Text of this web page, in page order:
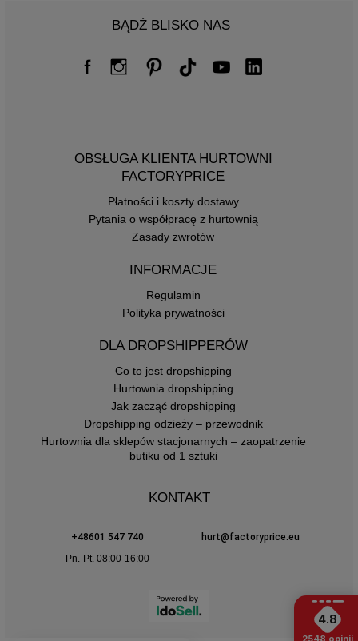
BĄDŹ BLISKO NAS
OBSŁUGA KLIENTA HURTOWNI
FACTORYPRICE
Płatności i koszty dostawy
Pytania o współpracę z hurtownią
Zasady zwrotów
INFORMACJE
Regulamin
Polityka prywatności
DLA DROPSHIPPERÓW
Co to jest dropshipping
Hurtownia dropshipping
Jak zacząć dropshipping
Dropshipping odzieży – przewodnik
Hurtownia dla sklepów stacjonarnych – zaopatrzenie
butiku od 1 sztuki
KONTAKT
+48601 547 740
hurt@factoryprice.eu
Pn.-Pt. 08:00-16:00
4.8
2548 opinii